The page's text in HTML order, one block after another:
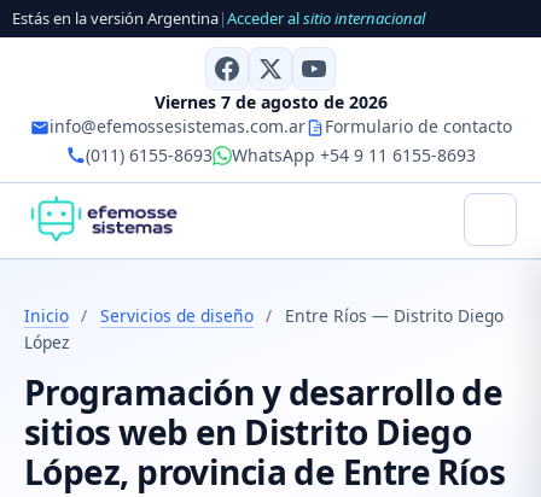
Estás en la versión Argentina|Acceder alsitio internacional
Viernes 7 de agosto de 2026
info@efemossesistemas.com.ar
Formulario de contacto
(011) 6155-8693
WhatsApp +54 9 11 6155-8693
Inicio / Servicios de diseño /
Entre Ríos — Distrito Diego
López
Programación y desarrollo de
sitios web en Distrito Diego
López, provincia de Entre Ríos